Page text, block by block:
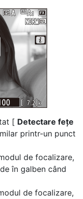
[ Detectare fețe
printr-un punct
de focalizare,
în galben când
de focalizare,